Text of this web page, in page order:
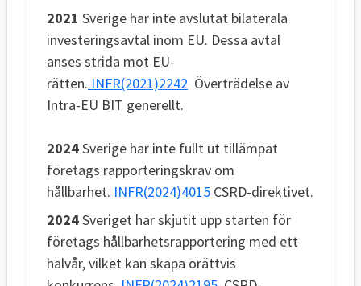
2021 Sverige har inte avslutat bilaterala
investeringsavtal inom EU. Dessa avtal
anses strida mot EU-
rätten. INFR(2021)2242 Överträdelse av
Intra-EU BIT generellt.
2024Sverige har inte fullt ut tillämpat
företags rapporteringskrav om
hållbarhet. INFR(2024)4015 CSRD-direktivet.
2024Sveriget har skjutit upp starten för
företags hållbarhetsrapportering med ett
halvår, vilket kan skapa orättvis